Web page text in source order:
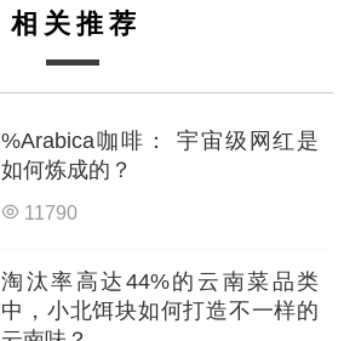
相关推荐
%Arabica咖啡： 宇宙级网红是
如何炼成的？
11790
淘汰率高达44%的云南菜品类
中，小北饵块如何打造不一样的